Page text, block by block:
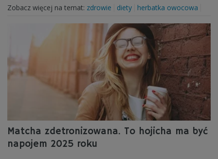
Zobacz więcej na temat: zdrowie diety herbatka owocowa
Matcha zdetronizowana. To hojicha ma być
napojem 2025 roku